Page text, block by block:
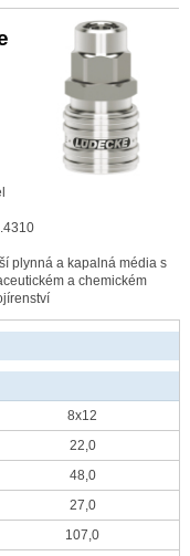
plynná a kapalná média s
a chemickém
8x12
22,0
48,0
27,0
107,0